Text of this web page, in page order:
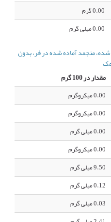
0.00 گرم
0.00 میلی گرم
منجمد آماده شده در فر، بدون
مقدار در 100 گرم
0.00 میکروگرم
0.00 میکروگرم
0.00 میلی گرم
0.00 میکروگرم
9.50 میلی گرم
0.12 میلی گرم
0.03 میلی گرم